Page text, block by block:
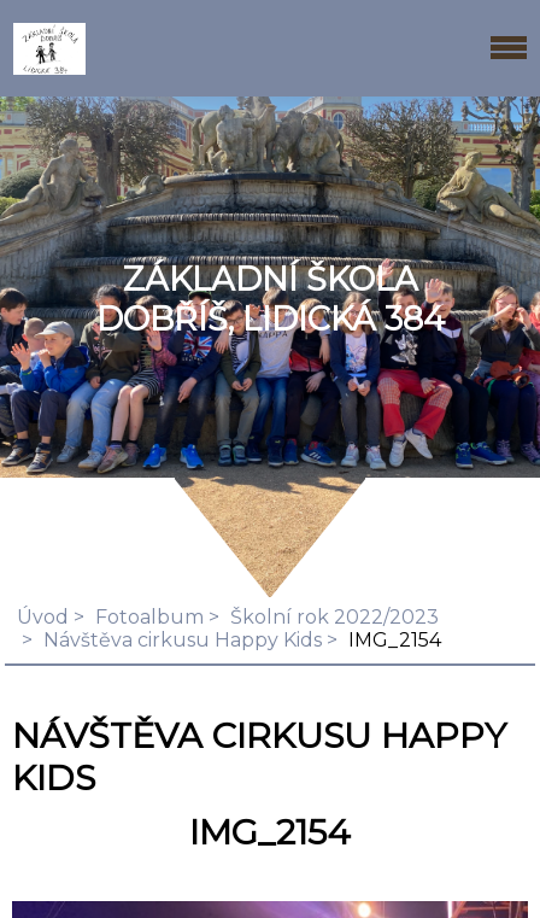
ZÁKLADNÍ ŠKOLA
DOBŘÍŠ, LIDICKÁ 384
Úvod Fotoalbum
Školní rok 2022/2023
Návštěva cirkusu Happy Kids
IMG_2154
NÁVŠTĚVA CIRKUSU HAPPY
KIDS
IMG_2154